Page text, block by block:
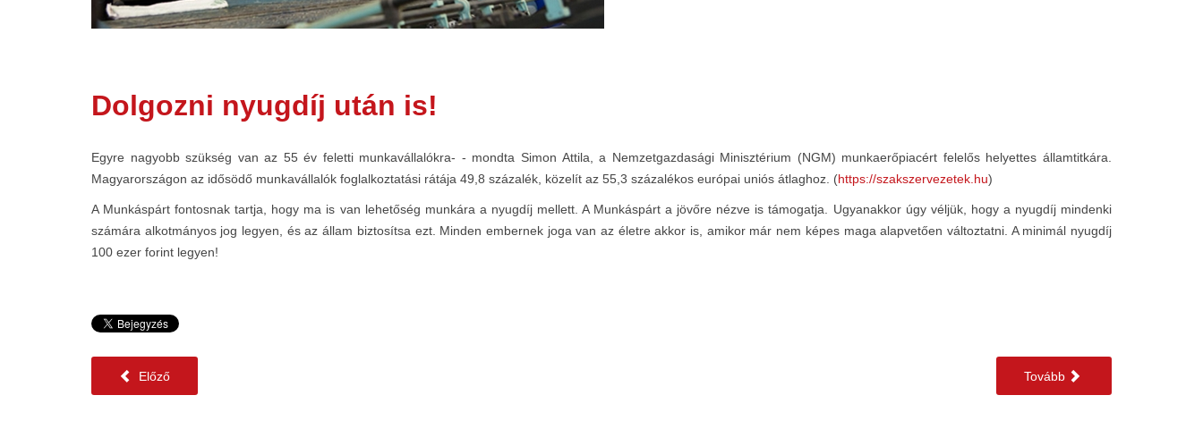
Dolgozni nyugdíj után is!
Egyre nagyobb szükség van az 55 év feletti munkavállalókra- - mondta Simon Attila, a Nemzetgazdasági Minisztérium (NGM) munkaerőpiacért felelős helyettes államtitkára.
Magyarországon az idősödő munkavállalók foglalkoztatási rátája 49,8 százalék, közelít az 55,3 százalékos európai uniós átlaghoz. (https://szakszervezetek.hu)
A Munkáspárt fontosnak tartja, hogy ma is van lehetőség munkára a nyugdíj mellett. A Munkáspárt a jövőre nézve is támogatja. Ugyanakkor úgy véljük, hogy a nyugdíj mindenki
számára alkotmányos jog legyen, és az állam biztosítsa ezt. Minden embernek joga van az életre akkor is, amikor már nem képes maga alapvetően változtatni. A minimál nyugdíj
100 ezer forint legyen!
Előző Tovább